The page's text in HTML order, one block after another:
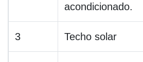
acondicionado.
3 Techo solar